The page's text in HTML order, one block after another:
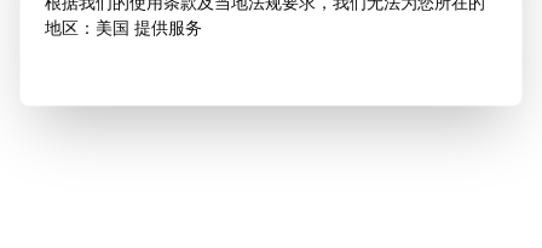
地区：美国 提供服务